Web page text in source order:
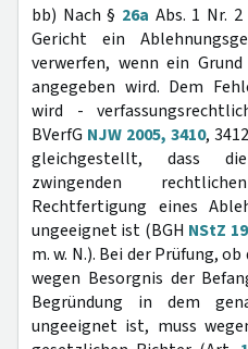
bb) Nach § 26a Abs. 1 Nr.
Gericht ein
verwerfen, wenn ein
angegeben wird. Dem
wird -
BVerfG NJW 2005, 3410,
gleichgestellt, dass
zwingenden
Rechtfertigung eines
ungeeignet ist (BGH NStZ
m. w. N.). Bei der Prüfung,
wegen Besorgnis der
Begründung in dem
ungeeignet ist, muss